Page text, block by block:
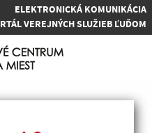
ELEKTRONICKÁ KOMUNIKÁCIA
VEREJNÝCH SLUŽIEB ĽUĎOM